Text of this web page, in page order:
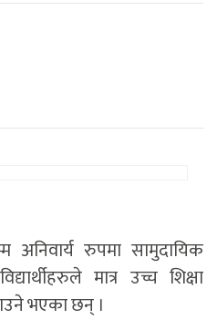
रुपमा सामुदायिक
मात्र उच्च शिक्षा
भएका छन् ।